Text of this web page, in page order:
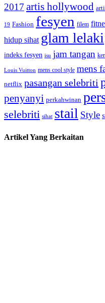
2017 artis hollywood
19 Fashion fesyen filem
hidup sihat glam lelaki
indeks fesyen isu jam tangan
Louis Vuitton mens cool style mens
netflix pasangan selebriti
penyanyi perkahwinan
selebriti sihat stail Style
Artikel Yang Berkaitan